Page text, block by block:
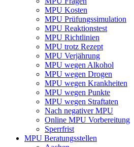
MPU Kosten
MPU Prüfungssimulation
MPU Reaktionstest
MPU Richtlinien
MPU trotz Rezept
MPU Verjährung
MPU wegen Alkohol
MPU wegen Drogen
MPU wegen Krankheiten
MPU wegen Punkte
MPU wegen Straftaten
Nach negativer MPU
Online MPU Vorbereitung
Sperrfrist
MPU Beratungsstellen